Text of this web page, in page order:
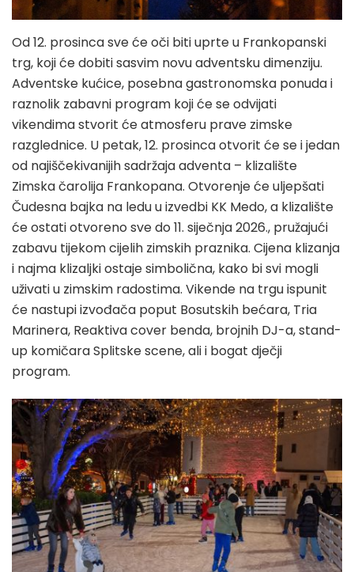
Od 12. prosinca sve će oči biti uprte u Frankopanski
trg, koji će dobiti sasvim novu adventsku dimenziju.
Adventske kućice, posebna gastronomska ponuda i
raznolik zabavni program koji će se odvijati
vikendima stvorit će atmosferu prave zimske
razglednice. U petak, 12. prosinca otvorit će se i jedan
od najiščekivanijih sadržaja adventa – klizalište
Zimska čarolija Frankopana. Otvorenje će uljepšati
Čudesna bajka na ledu u izvedbi KK Medo, a klizalište
će ostati otvoreno sve do 11. siječnja 2026., pružajući
zabavu tijekom cijelih zimskih praznika. Cijena klizanja
i najma klizaljki ostaje simbolična, kako bi svi mogli
uživati u zimskim radostima. Vikende na trgu ispunit
će nastupi izvođača poput Bosutskih bećara, Tria
Marinera, Reaktiva cover benda, brojnih DJ-a, stand-
up komičara Splitske scene, ali i bogat dječji
program.